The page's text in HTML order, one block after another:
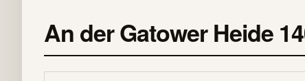
An der Gatower Heide